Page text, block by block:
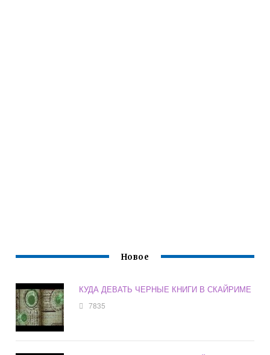
Новое
КУДА ДЕВАТЬ ЧЕРНЫЕ КНИГИ В СКАЙРИМЕ
7835